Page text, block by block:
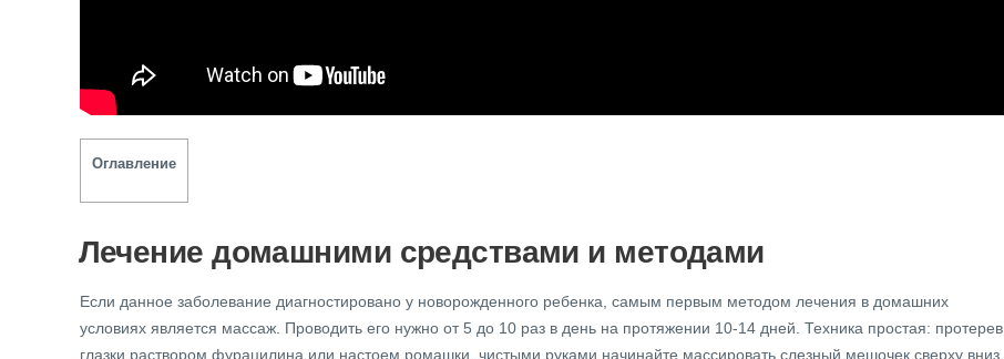
Оглавление
Лечение домашними средствами и методами
Если данное заболевание диагностировано у новорожденного ребенка, самым первым методом лечения в домашних
условиях является массаж. Проводить его нужно от 5 до 10 раз в день на протяжении 10-14 дней. Техника простая: протерев
глазки раствором фурацилина или настоем ромашки, чистыми руками начинайте массировать слезный мешочек сверху вниз,